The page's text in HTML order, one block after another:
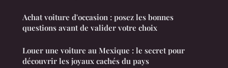
Achat voiture d'occasion : posez les bonnes
questions avant de valider votre choix
Louer une voiture au Mexique : le secret pour
découvrir les joyaux cachés du pays